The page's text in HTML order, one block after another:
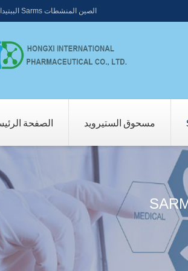
الصين المنشطات Sarms الببتيدات المورد
الصفحة مسحوق الستيرويد